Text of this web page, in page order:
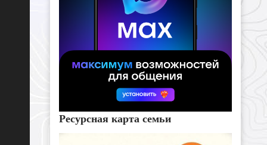
Ресурсная карта семьи